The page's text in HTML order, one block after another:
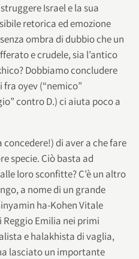
Israel e la sua
retorica ed emozione
ombra di dubbio che un
e crudele, sia l’antico
Dobbiamo concludere
oyev (“nemico”
contro D.) ci aiuta poco a
di aver a che fare
specie. Ciò basta ad
loro sconfitte? C’è un altro
a nome di un grande
ha-Kohen Vitale
Reggio Emilia nei primi
e halakhista di vaglia,
lasciato un importante